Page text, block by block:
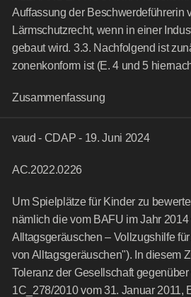
Auffassung der Beschwerdeführerin
Lärmschutzrecht, wenn in einer
gebaut wird. 3.3. Nachfolgend ist
zonenkonform ist (E. 4 und 5
Zusammenfassung
vaud - CDAP - 19. Juni 2024
AC.2022.0226
Um Spielplätze für Kinder zu
nämlich die vom BAFU im Jahr
Alltagsgeräuschen – Vollzugshilfe
von Alltagsgeräuschen"). In diesem
Toleranz der Gesellschaft
1C_278/2010 vom 31. Januar 2011,